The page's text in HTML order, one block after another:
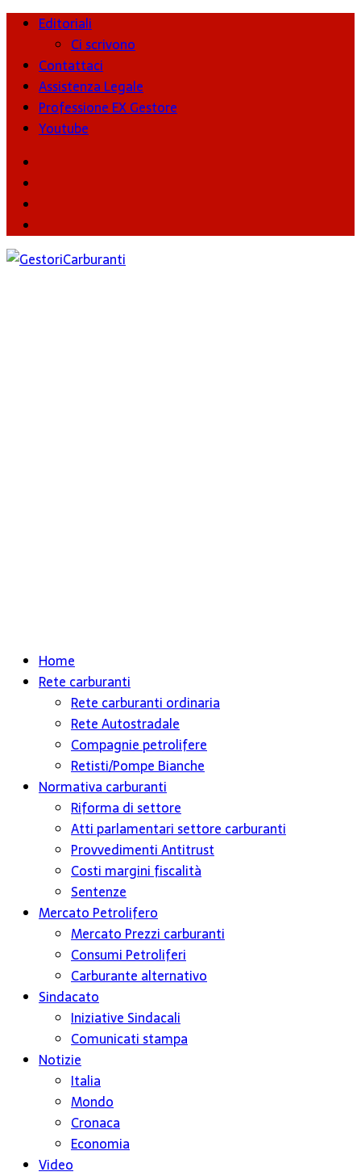
Editoriali
Ci scrivono
Contattaci
Assistenza Legale
Professione EX Gestore
Youtube
Home
Rete carburanti
Rete carburanti ordinaria
Rete Autostradale
Compagnie petrolifere
Retisti/Pompe Bianche
Normativa carburanti
Riforma di settore
Atti parlamentari settore carburanti
Provvedimenti Antitrust
Costi margini fiscalità
Sentenze
Mercato Petrolifero
Mercato Prezzi carburanti
Consumi Petroliferi
Carburante alternativo
Sindacato
Iniziative Sindacali
Comunicati stampa
Notizie
Italia
Mondo
Cronaca
Economia
Video